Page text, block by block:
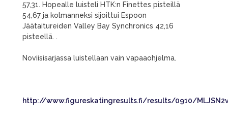
57,31. Hopealle luisteli HTK:n Finettes pisteillä
54,67 ja kolmanneksi sijoittui Espoon
Jäätaitureiden Valley Bay Synchronics 42,16
pisteellä. .
Noviisisarjassa luistellaan vain vapaaohjelma.
http://www.figureskatingresults.fi/results/0910/